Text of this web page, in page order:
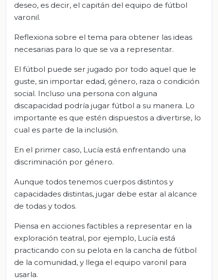
deseo, es decir, el capitán del equipo de fútbol
varonil.
Reflexiona sobre el tema para obtener las ideas
necesarias para lo que se va a representar.
El fútbol puede ser jugado por todo aquel que le
guste, sin importar edad, género, raza o condición
social. Incluso una persona con alguna
discapacidad podría jugar fútbol a su manera. Lo
importante es que estén dispuestos a divertirse, lo
cual es parte de la inclusión.
En el primer caso, Lucía está enfrentando una
discriminación por género.
Aunque todos tenemos cuerpos distintos y
capacidades distintas, jugar debe estar al alcance
de todas y todos.
Piensa en acciones factibles a representar en la
exploración teatral, por ejemplo, Lucía está
practicando con su pelota en la cancha de fútbol
de la comunidad, y llega el equipo varonil para
usarla.